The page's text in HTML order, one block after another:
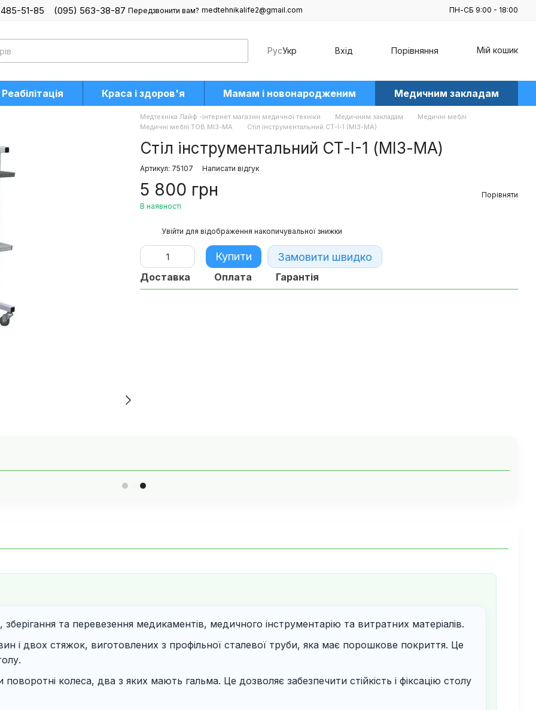
51-85 (095) 563-38-87 Передзвонити вам? medtehnikalife2@gmail.com ПН-СБ 9:00 - 18:00
РусУкр Вхід Порівняння Мій кошик
Реабілітація Краса і здоров'я Мамам і новонародженим Медичним закладам
Медтехніка Лайф -інтернет магазин медичної техніки Медичним закладам
Медичні меблі
Медичні меблі ТОВ МІЗ-МА
Стіл інструментальний СТ-І-1 (МІЗ-МА)
Стіл інструментальний СТ-І-1 (МІЗ-МА)
Артикул: 75107 Написати відгук
5 800 грн
В наявності
Порівняти
Увійти для відображення накопичувальної знижки
Купити Замовити швидко
Доставка Оплата Гарантія
та перевезення медикаментів, медичного інструментарію та витратних матеріалів.
і двох стяжок, виготовлених з профільної сталевої труби, яка має порошкове покриття. Це
колеса, два з яких мають гальма. Це дозволяє забезпечити стійкість і фіксацію столу